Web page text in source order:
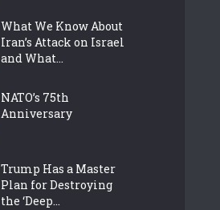
What We Know About
Iran’s Attack on Israel
and What...
NATO’s 75th
Anniversary
Trump Has a Master
Plan for Destroying
the ‘Deep...